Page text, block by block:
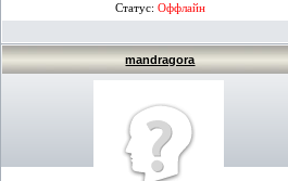
Статус: Оффлайн
mandragora